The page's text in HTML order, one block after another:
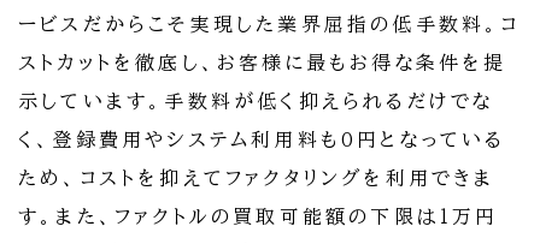
ービスだからこそ実現した業界屈指の低手数料。コ
ストカットを徹底し、お客様に最もお得な条件を提
示しています。手数料が低く抑えられるだけでな
く、登録費用やシステム利用料も0円となっている
ため、コストを抑えてファクタリングを利用できま
す。また、ファクトルの買取可能額の下限は1万円